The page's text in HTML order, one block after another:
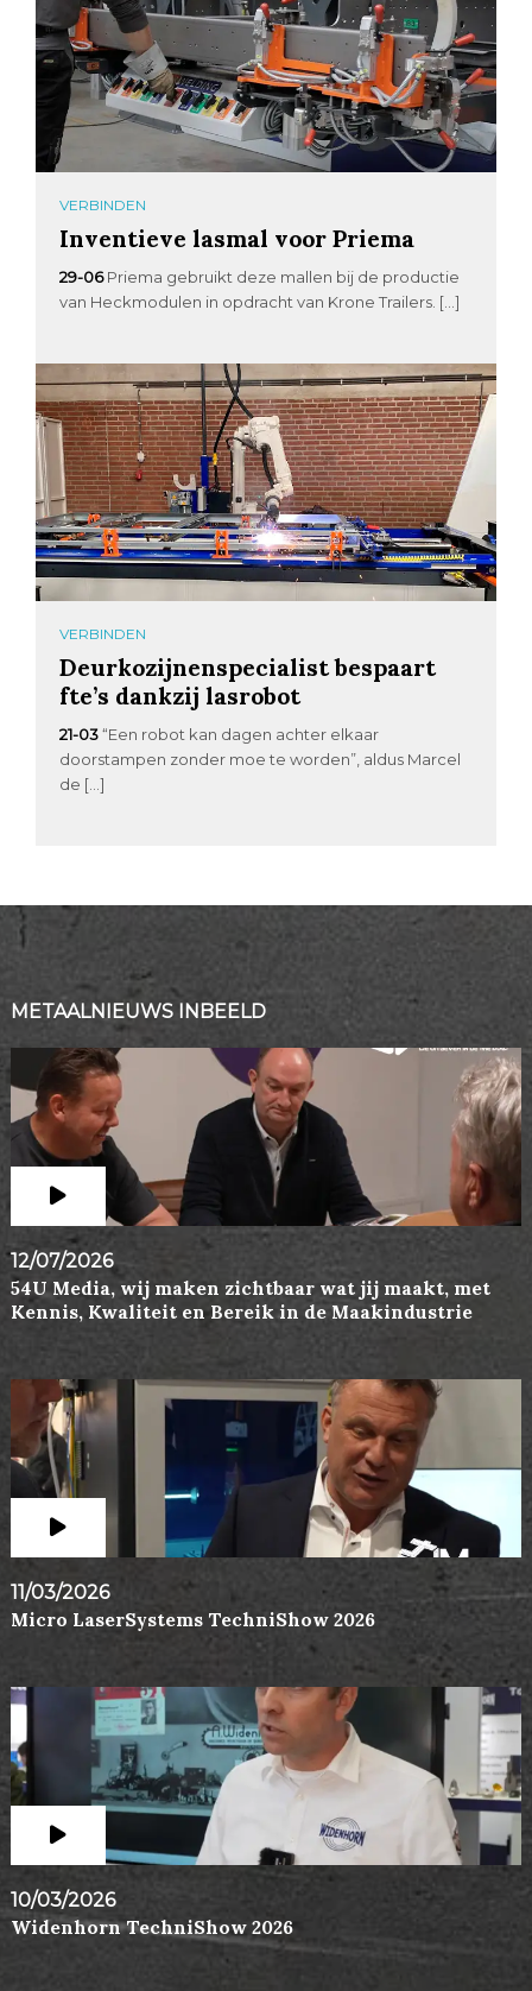
VERBINDEN
Inventieve lasmal voor Priema
29-06 Priema gebruikt deze mallen bij de productie
van Heckmodulen in opdracht van Krone Trailers. […]
VERBINDEN
Deurkozijnenspecialist bespaart
fte’s dankzij lasrobot
21-03 “Een robot kan dagen achter elkaar
doorstampen zonder moe te worden”, aldus Marcel
de […]
METAALNIEUWS INBEELD
12/07/2026
54U Media, wij maken zichtbaar wat jij maakt, met
Kennis, Kwaliteit en Bereik in de Maakindustrie
11/03/2026
Micro LaserSystems TechniShow 2026
10/03/2026
Widenhorn TechniShow 2026